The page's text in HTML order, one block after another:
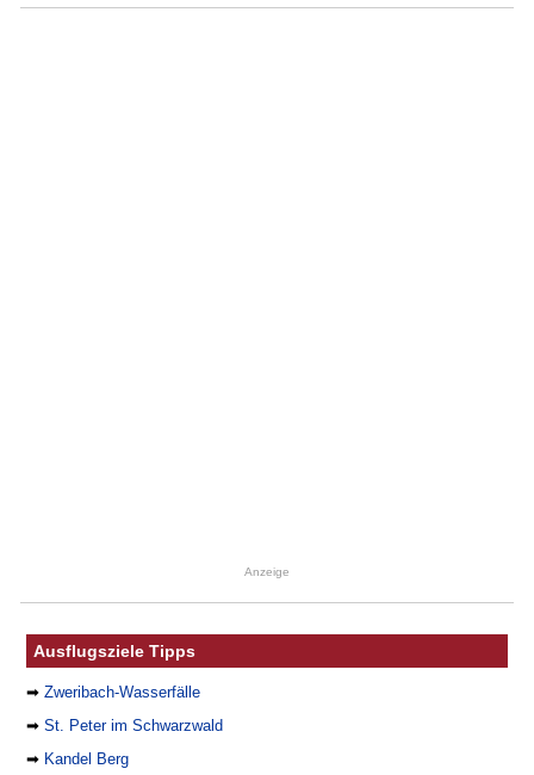
Anzeige
Ausflugsziele Tipps
➡Zweribach-Wasserfälle
➡St. Peter im Schwarzwald
➡ Kandel Berg